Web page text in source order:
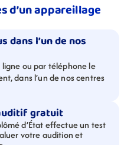
d’un appareillage
dans l’un de nos
ou par téléphone le
dans l’un de nos centres
gratuit
d’État effectue un test
votre audition et